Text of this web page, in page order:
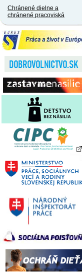
Chránené dielne a
chránené pracoviská